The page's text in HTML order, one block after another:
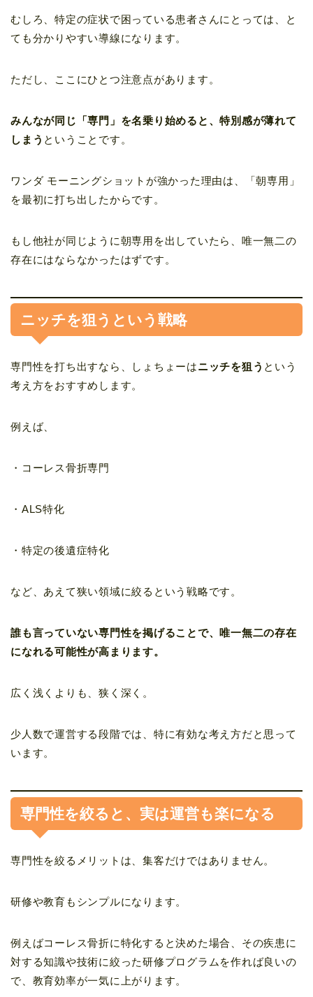
むしろ、特定の症状で困っている患者さんにとっては、と
ても分かりやすい導線になります。
ただし、ここにひとつ注意点があります。
みんなが同じ「専門」を名乗り始めると、特別感が薄れて
しまう ということです。
ワンダ モーニングショットが強かった理由は、「朝専用」
を最初に打ち出したからです。
もし他社が同じように朝専用を出していたら、唯一無二の
存在にはならなかったはずです。
ニッチを狙うという戦略
専門性を打ち出すなら、しょちょーはニッチを狙う という
考え方をおすすめします。
例えば、
・コーレス骨折専門
・ALS特化
・特定の後遺症特化
など、あえて狭い領域に絞るという戦略です。
誰も言っていない専門性を掲げることで、唯一無二の存在
になれる可能性が高まります。
広く浅くよりも、狭く深く。
少人数で運営する段階では、特に有効な考え方だと思って
います。
専門性を絞ると、実は運営も楽になる
専門性を絞るメリットは、集客だけではありません。
研修や教育もシンプルになります。
例えばコーレス骨折に特化すると決めた場合、その疾患に
対する知識や技術に絞った研修プログラムを作れば良いの
で、教育効率が一気に上がります。